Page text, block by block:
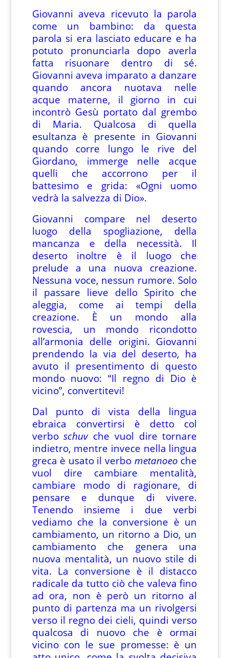
Giovanni aveva ricevuto la parola
come un bambino: da questa
parola si era lasciato educare e ha
potuto pronunciarla dopo averla
fatta risuonare dentro di sé.
Giovanni aveva imparato a danzare
quando ancora nuotava nelle
acque materne, il giorno in cui
incontrò Gesù portato dal grembo
di Maria. Qualcosa di quella
esultanza è presente in Giovanni
quando corre lungo le rive del
Giordano, immerge nelle acque
quelli che accorrono per il
battesimo e grida: «Ogni uomo
vedrà la salvezza di Dio».
Giovanni compare nel deserto
luogo della spogliazione, della
mancanza e della necessità. Il
deserto inoltre è il luogo che
prelude a una nuova creazione.
Nessuna voce, nessun rumore. Solo
il passare lieve dello Spirito che
aleggia, come ai tempi della
creazione. È un mondo alla
rovescia, un mondo ricondotto
all’armonia delle origini. Giovanni
prendendo la via del deserto, ha
avuto il presentimento di questo
mondo nuovo: “Il regno di Dio è
vicino”, convertitevi!
Dal punto di vista della lingua
ebraica convertirsi è detto col
verboschuvche vuol dire tornare
indietro, mentre invece nella lingua
greca è usato il verbo metanoeo che
vuol dire cambiare mentalità,
cambiare modo di ragionare, di
pensare e dunque di vivere.
Tenendo insieme i due verbi
vediamo che la conversione è un
cambiamento, un ritorno a Dio, un
cambiamento che genera una
nuova mentalità, un nuovo stile di
vita. La conversione è il distacco
radicale da tutto ciò che valeva fino
ad ora, non è però un ritorno al
punto di partenza ma un rivolgersi
verso il regno dei cieli, quindi verso
qualcosa di nuovo che è ormai
vicino con le sue promesse: è un